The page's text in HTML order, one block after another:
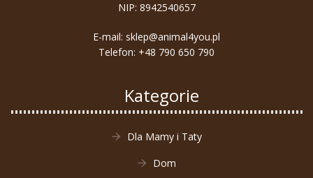
NIP: 8942540657
E-mail: sklep@animal4you.pl
Telefon: +48 790 650 790
Kategorie
Dla Mamy i Taty
Dom